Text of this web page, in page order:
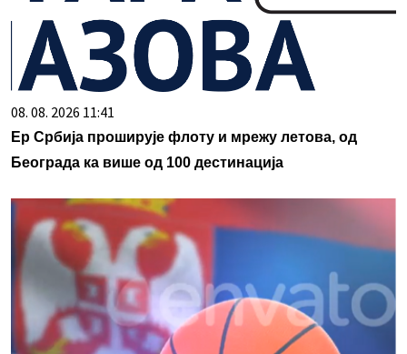
08. 08. 2026 11:41
Ер Србија проширује флоту и мрежу летова, од
Београда ка више од 100 дестинација